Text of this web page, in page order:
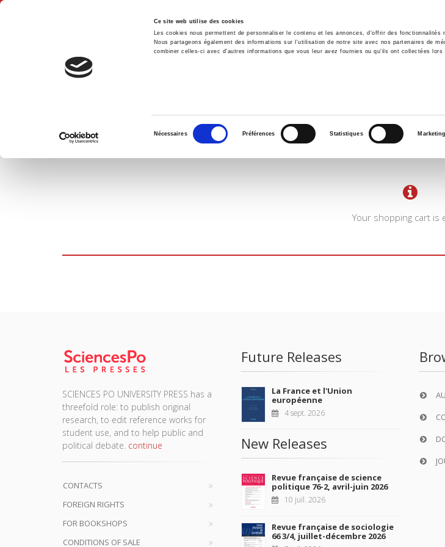
Ce site web utilise des cookies
Les cookies nous permettent de personnaliser le contenu et les annonces, d'offrir des
Nous partageons également des informations sur l'utilisation de notre site avec nos partenaires de
combiner celles-ci avec d'autres informations que vous leur avez fournies ou qu'ils ont collectées
consentement
Nécessaires Préférences Statistiques Marketing
Home Environment History
SHOPPING CART
Your shopping cart is
SCIENCES PO UNIVERSITY PRESS has a
threefold role: to publish original
research, to edit reference works for
student use, and to help public and
political debate. continue
CONTACTS
FOREIGN RIGHTS
FOR BOOKSHOPS
CONDITIONS OF SALE
Future Releases
La France et l'Union
européenne
4 sept. 2026
New Releases
Revue française de science
politique 76-2, avril-juin 2026
10 juil. 2026
Revue française de sociologie
66 3/4, juillet-décembre 2026